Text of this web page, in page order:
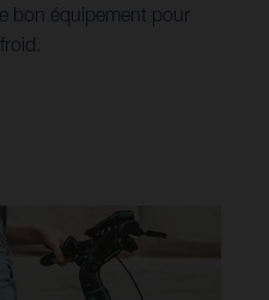
bon équipement pour